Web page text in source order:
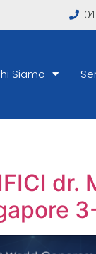
Siamo